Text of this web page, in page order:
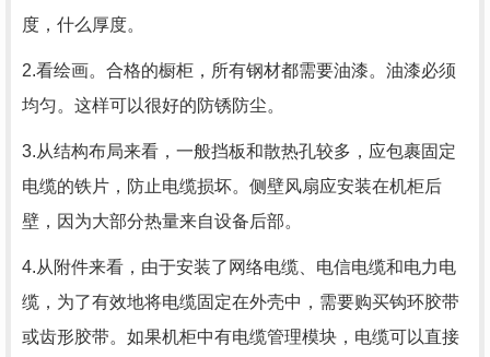
度，什么厚度。
2.看绘画。合格的橱柜，所有钢材都需要油漆。油漆必须
均匀。这样可以很好的防锈防尘。
3.从结构布局来看，一般挡板和散热孔较多，应包裹固定
电缆的铁片，防止电缆损坏。侧壁风扇应安装在机柜后
壁，因为大部分热量来自设备后部。
4.从附件来看，由于安装了网络电缆、电信电缆和电力电
缆，为了有效地将电缆固定在外壳中，需要购买钩环胶带
或齿形胶带。如果机柜中有电缆管理模块，电缆可以直接